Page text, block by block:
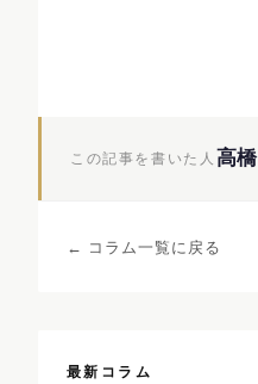
この記事を書いた人 高
← コラム一覧に戻る
最新コラム